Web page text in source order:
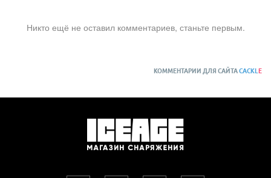
Никто ещё не оставил комментариев, станьте первым.
КОММЕНТАРИИ ДЛЯ САЙТАCACKL E